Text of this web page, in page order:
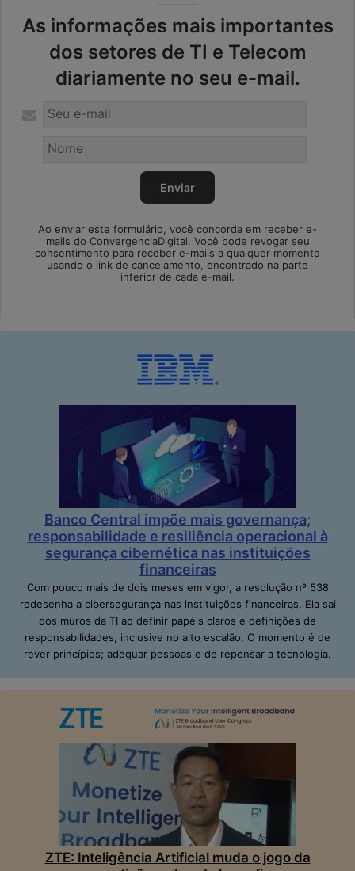
As informações mais importantes
dos setores de TI e Telecom
diariamente no seu e-mail.
Ao enviar este formulário, você concorda em receber e-
mails do ConvergenciaDigital. Você pode revogar seu
consentimento para receber e-mails a qualquer momento
usando o link de cancelamento, encontrado na parte
inferior de cada e-mail.
Banco Central impõe mais governança;
responsabilidade e resiliência operacional à
segurança cibernética nas instituições
financeiras
Com pouco mais de dois meses em vigor, a resolução nº 538
redesenha a cibersegurança nas instituições financeiras. Ela sai
dos muros da TI ao definir papéis claros e definições de
responsabilidades, inclusive no alto escalão. O momento é de
rever princípios; adequar pessoas e de repensar a tecnologia.
ZTE: Inteligência Artificial muda o jogo da